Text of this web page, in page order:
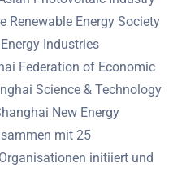
Renewable Energy Society
Industries
Federation of Economic
Science & Technology
New Energy
mit 25
initiiert und